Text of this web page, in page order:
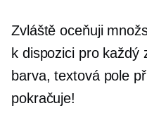
Zvláště oceňuji
k dispozici pro každý
barva, textová pole
pokračuje!